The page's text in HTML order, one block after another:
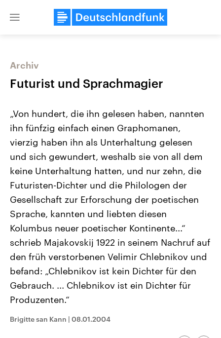
Close
Landtagswahl Sachsen-Anhalt
Alle Informationen
Sachsen-Anhalt wählt am 6.
September 2026 einen neuen
Landtag. Seit 2021 wird das
Bundesland von einer Koalition aus
CDU, SPD und FDP regiert.-
Umfragen, Prognosen,
Wahlprogramme, aktuelle Berichte
und Kandidaten der anstehenden
Wahl.
USA
Aktuelle Beiträge,
Hintergründe
Wirtschaftlich und
gehören die Vereinigten
den mächtigsten Ländern
mit großem Einfluss auf
aktuelle Weltgeschehen.
Programm
Audio-Archiv
Archiv
Futurist und Sprachmagier
„Von hundert, die ihn gelesen haben, nannten
ihn fünfzig einfach einen Graphomanen,
vierzig haben ihn als Unterhaltung gelesen
und sich gewundert, weshalb sie von all dem
keine Unterhaltung hatten, und nur zehn, die
Futuristen-Dichter und die Philologen der
Gesellschaft zur Erforschung der poetischen
Sprache, kannten und liebten diesen
Kolumbus neuer poetischer Kontinente...“
schrieb Majakovskij 1922 in seinem Nachruf auf
den früh verstorbenen Velimir Chlebnikov und
befand: „Chlebnikov ist kein Dichter für den
Gebrauch. ... Chlebnikov ist ein Dichter für
Produzenten.“
Brigitte san Kann | 08.01.2004